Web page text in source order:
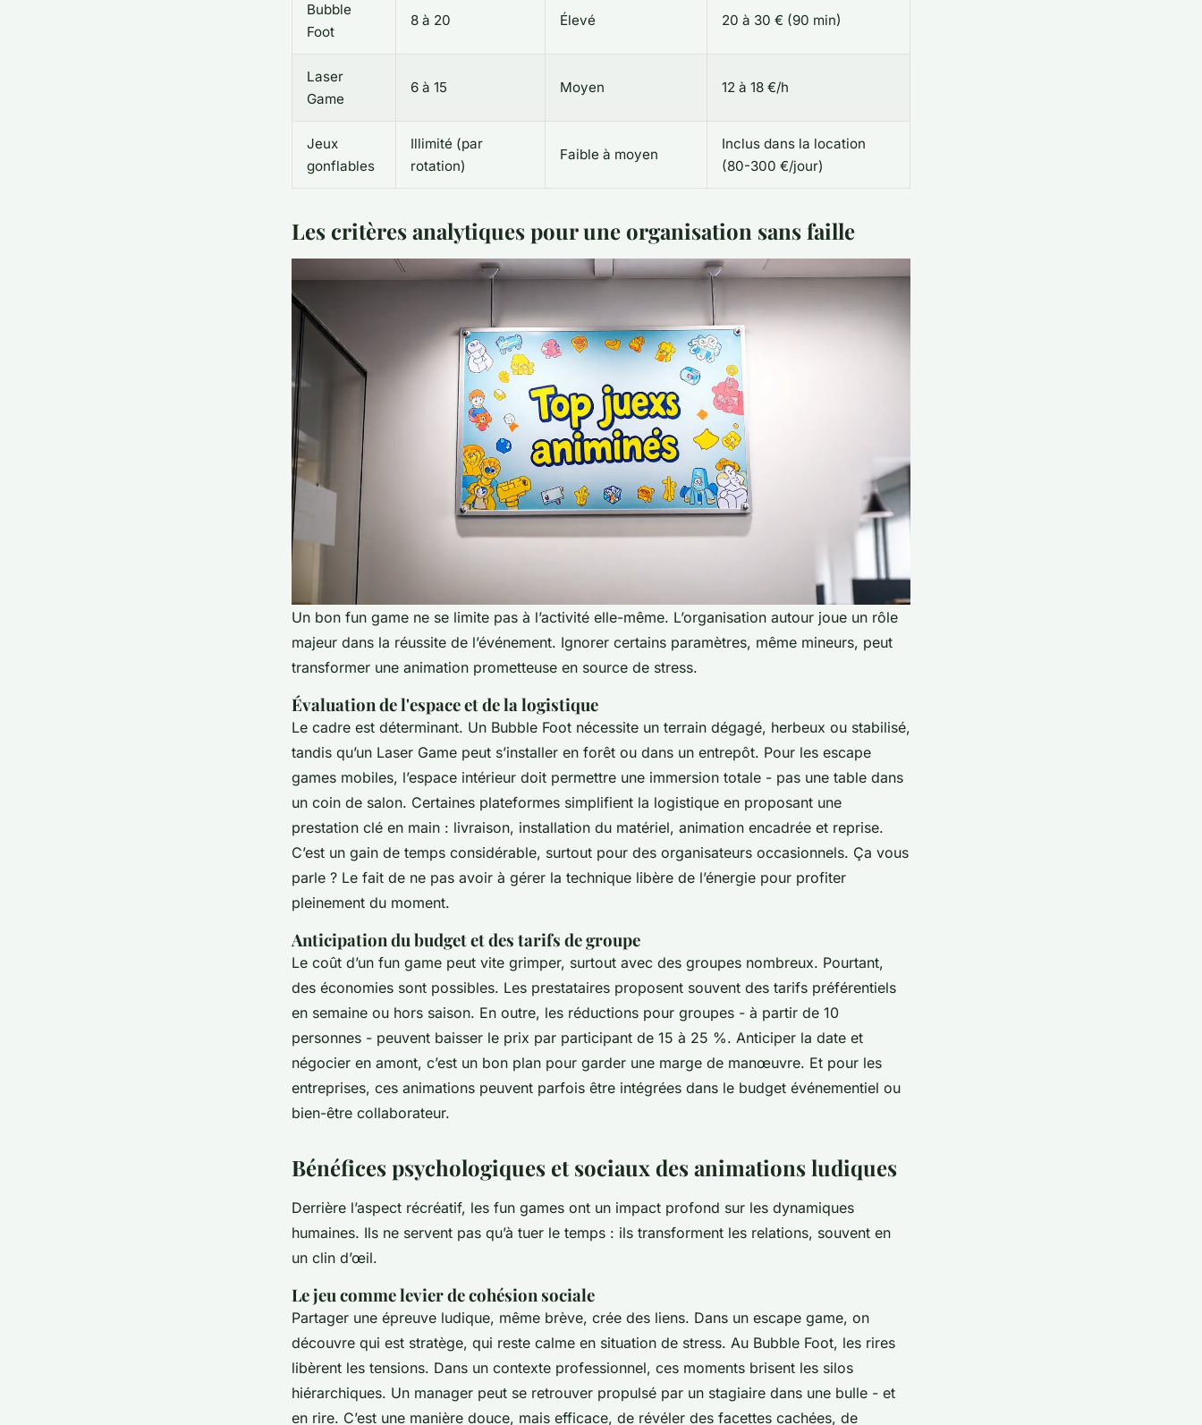
Bubble
Foot
8 à 20 Élevé 20 à 30 € (90 min)
Laser
Game
6 à 15 Moyen 12 à 18 €/h
Jeux
gonflables
Illimité (par
rotation)
Faible à moyen
Inclus dans la location
(80-300 €/jour)
Les critères analytiques pour une organisation sans faille
Un bon fun game ne se limite pas à l’activité elle-même. L’organisation autour joue un rôle
majeur dans la réussite de l’événement. Ignorer certains paramètres, même mineurs, peut
transformer une animation prometteuse en source de stress.
Évaluation de l'espace et de la logistique
Le cadre est déterminant. Un Bubble Foot nécessite un terrain dégagé, herbeux ou stabilisé,
tandis qu’un Laser Game peut s’installer en forêt ou dans un entrepôt. Pour les escape
games mobiles, l’espace intérieur doit permettre une immersion totale - pas une table dans
un coin de salon. Certaines plateformes simplifient la logistique en proposant une
prestation clé en main : livraison, installation du matériel, animation encadrée et reprise.
C’est un gain de temps considérable, surtout pour des organisateurs occasionnels. Ça vous
parle ? Le fait de ne pas avoir à gérer la technique libère de l’énergie pour profiter
pleinement du moment.
Anticipation du budget et des tarifs de groupe
Le coût d’un fun game peut vite grimper, surtout avec des groupes nombreux. Pourtant,
des économies sont possibles. Les prestataires proposent souvent des tarifs préférentiels
en semaine ou hors saison. En outre, les réductions pour groupes - à partir de 10
personnes - peuvent baisser le prix par participant de 15 à 25 %. Anticiper la date et
négocier en amont, c’est un bon plan pour garder une marge de manœuvre. Et pour les
entreprises, ces animations peuvent parfois être intégrées dans le budget événementiel ou
bien-être collaborateur.
Bénéfices psychologiques et sociaux des animations ludiques
Derrière l’aspect récréatif, les fun games ont un impact profond sur les dynamiques
humaines. Ils ne servent pas qu’à tuer le temps : ils transforment les relations, souvent en
un clin d’œil.
Le jeu comme levier de cohésion sociale
Partager une épreuve ludique, même brève, crée des liens. Dans un escape game, on
découvre qui est stratège, qui reste calme en situation de stress. Au Bubble Foot, les rires
libèrent les tensions. Dans un contexte professionnel, ces moments brisent les silos
hiérarchiques. Un manager peut se retrouver propulsé par un stagiaire dans une bulle - et
en rire. C’est une manière douce, mais efficace, de révéler des facettes cachées, de